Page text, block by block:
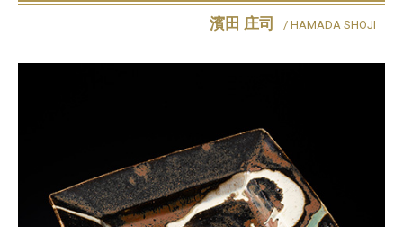
濱田 庄司 / HAMADA SHOJI